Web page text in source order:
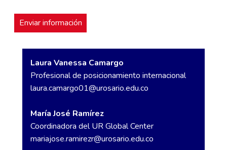
Laura Vanessa Camargo
Profesional de posicionamiento internacional
laura.camargo01@urosario.edu.co
María José Ramírez
Coordinadora del UR Global Center
mariajose.ramirezr@urosario.edu.co